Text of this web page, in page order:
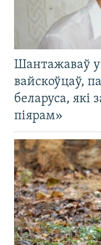
Шантажаваў
вайскоўцаў,
беларуса,
піярам»